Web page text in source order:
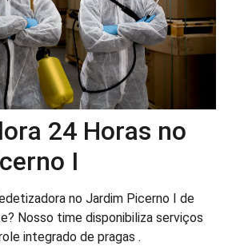
24 Horas no
I
no Jardim Picerno I de
Nosso time disponibiliza serviços
integrado de pragas .